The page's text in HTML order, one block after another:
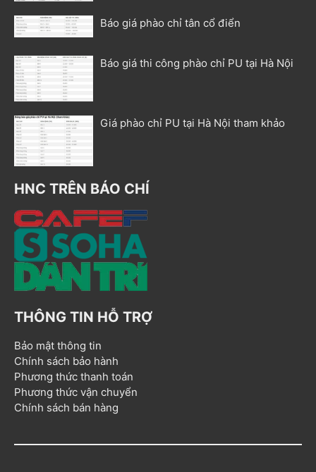
Báo giá phào chỉ tân cổ điển
Báo giá thi công phào chỉ PU tại Hà Nội
Giá phào chỉ PU tại Hà Nội tham khảo
HNC TRÊN BÁO CHÍ
THÔNG TIN HỖ TRỢ
Bảo mật thông tin
Chính sách bảo hành
Phương thức thanh toán
Phương thức vận chuyển
Chính sách bán hàng